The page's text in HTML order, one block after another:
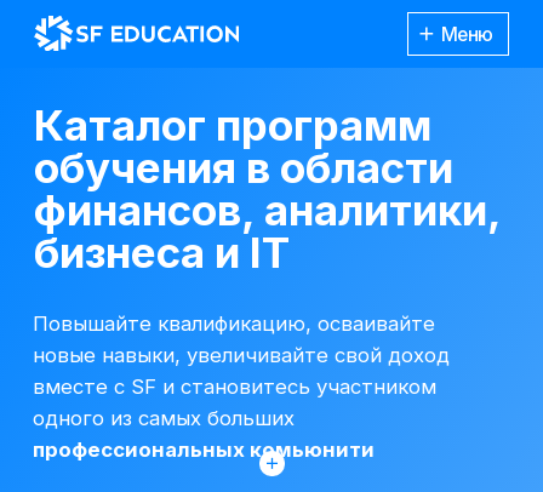
обучения в области
финансов, аналитики,
бизнеса и IT
*Все иностранные термины и названия
вы можете найти с расшифровкой
Получить консультацию
Повышайте квалификацию, осваивайте
новые навыки, увеличивайте свой доход
профессиональных комьюнити